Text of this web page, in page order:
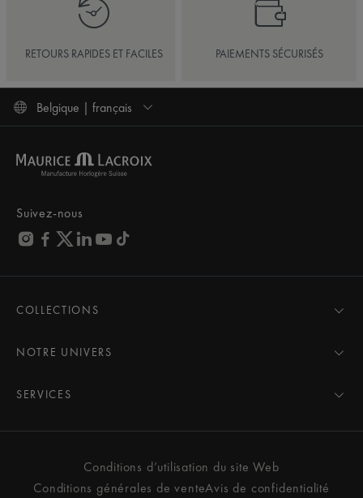
RETOURS RAPIDES ET FACILES PAIEMENTS SÉCURISÉS
Belgique | français
Suivez-nous
COLLECTIONS
AIKON
PONTOS
FIABA
Homme
NOTRE UNIVERS
Pressroom
Partenariats
SERVICES
Conseils d'entretien
Services et prix
Contactez-nous
Conditions d’utilisation du site Web
Conditions générales de venteAvis de confidentialité